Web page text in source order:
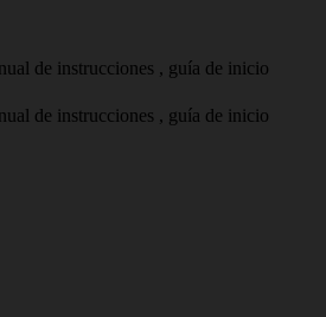
de instrucciones , guía de inicio
de instrucciones , guía de inicio